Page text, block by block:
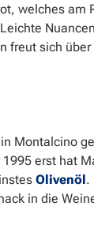
welches
freut sich
Montalcino
erst hat
Olivenöl.
in die